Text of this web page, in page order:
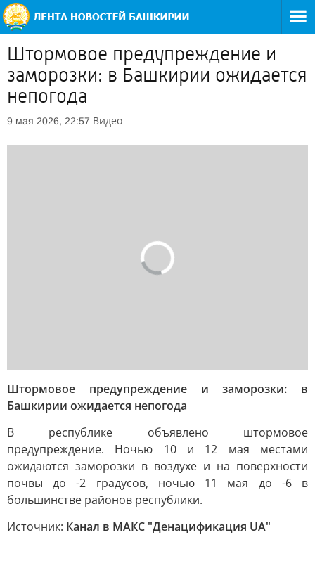
Штормовое предупреждение и
заморозки: в Башкирии ожидается
непогода
9 мая 2026, 22:57 Видео
Штормовое предупреждение и заморозки: в
Башкирии ожидается непогода
В республике объявлено штормовое
предупреждение. Ночью 10 и 12 мая местами
ожидаются заморозки в воздухе и на поверхности
почвы до -2 градусов, ночью 11 мая до -6 в
большинстве районов республики.
Источник: Канал в МАКС "Денацификация UA"